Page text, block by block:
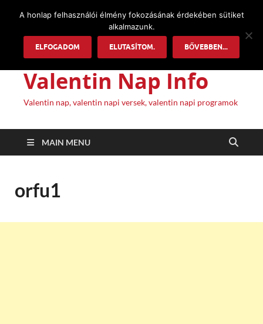
Valentin Nap Info
Valentin nap, valentin napi versek, valentin napi programok
MAIN MENU
orfu1
A honlap felhasználói élmény fokozásának érdekében sütiket
alkalmazunk.
ELFOGADOM ELUTASÍTOM. BŐVEBBEN...